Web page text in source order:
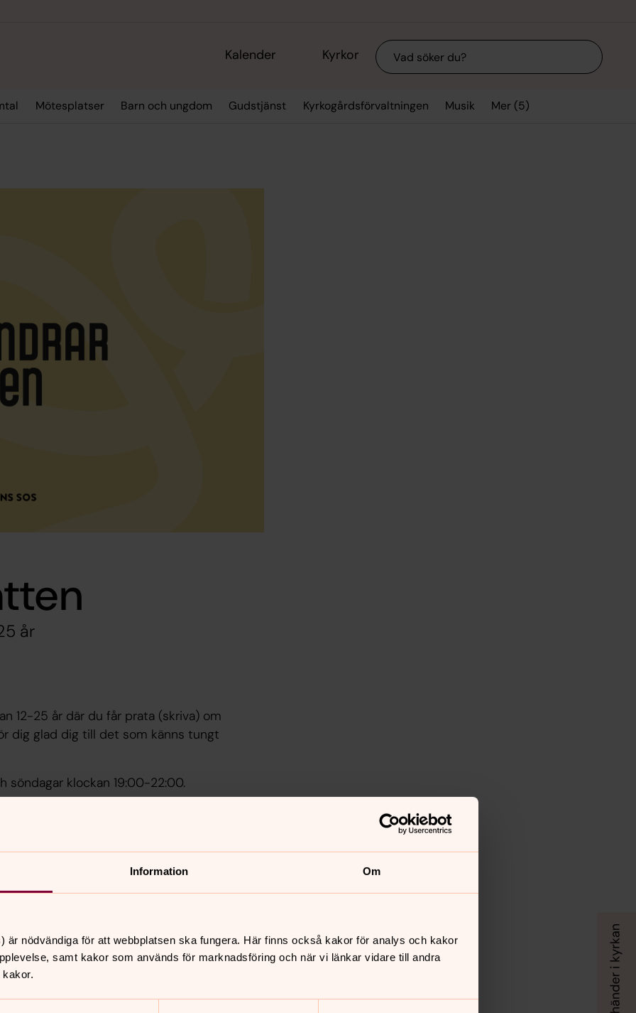
Information Om
är nödvändiga för att webbplatsen ska fungera. Här finns också kakor för analys och kakor
samt kakor som används för marknadsföring och när vi länkar vidare till andra
Kalender Kyrkor Sök
Mötesplatser Barn och ungdom Gudstjänst Kyrkogårdsförvaltningen Musik Mer (5)
år
12-25 år där du får prata (skriva) om
dig glad dig till det som känns tungt
söndagar klockan 19:00-22:00.
och behöver
akut samtals- och
Jourhavande präst
Jourhavande
Samtalsmottagning